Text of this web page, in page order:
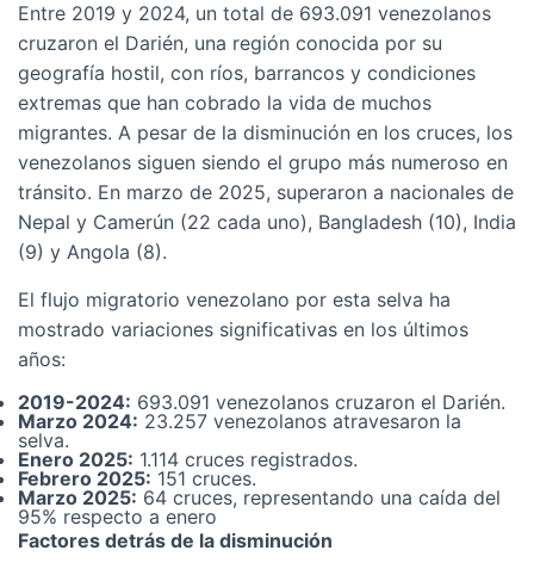
Entre 2019 y 2024, un total de 693.091 venezolanos
cruzaron el Darién, una región conocida por su
geografía hostil, con ríos, barrancos y condiciones
extremas que han cobrado la vida de muchos
migrantes. A pesar de la disminución en los cruces, los
venezolanos siguen siendo el grupo más numeroso en
tránsito. En marzo de 2025, superaron a nacionales de
Nepal y Camerún (22 cada uno), Bangladesh (10), India
(9) y Angola (8).
El flujo migratorio venezolano por esta selva ha
mostrado variaciones significativas en los últimos
años:
2019-2024: 693.091 venezolanos cruzaron el Darién.
Marzo 2024: 23.257 venezolanos atravesaron la
selva.
Enero 2025: 1.114 cruces registrados.
Febrero 2025: 151 cruces.
Marzo 2025: 64 cruces, representando una caída del
95% respecto a enero
Factores detrás de la disminución